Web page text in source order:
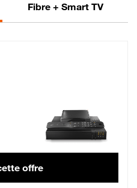
Fibre + Smart TV
Lite Fibre
offre